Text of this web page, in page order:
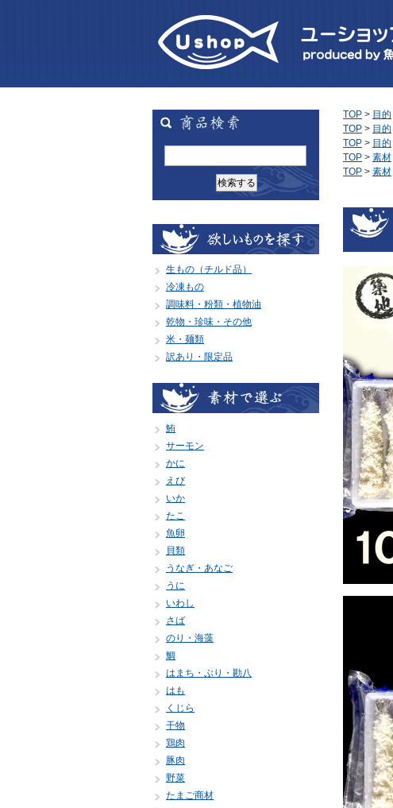
生もの（チルド品）
冷凍もの
調味料・粉類・植物油
乾物・珍味・その他
米・麺類
訳あり・限定品
鮪
サーモン
かに
えび
いか
たこ
魚卵
貝類
うなぎ・あなご
うに
いわし
さば
のり・海藻
鯛
はまち・ぶり・勘八
はも
くじら
干物
鶏肉
豚肉
野菜
たまご商材
TOP > 目的
TOP > 目的
TOP > 目的
TOP > 素材
TOP > 素材